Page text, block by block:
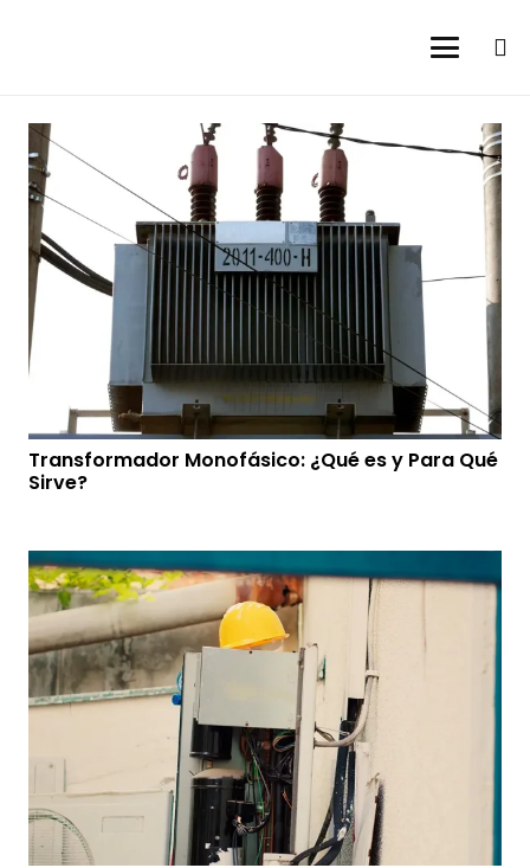
Transformador Monofásico: ¿Qué es y Para Qué
Sirve?